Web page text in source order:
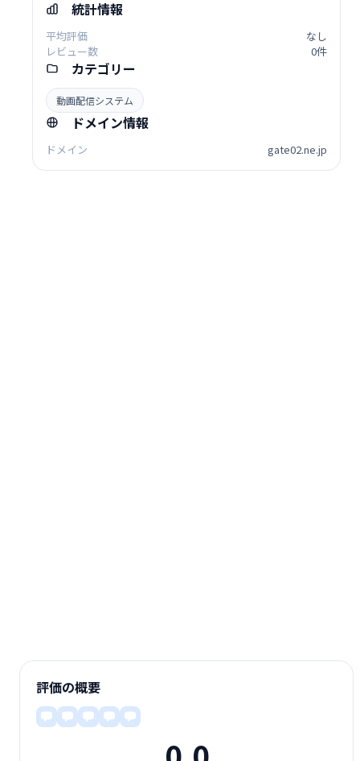
統計情報
平均評価
なし
レビュー数
0件
カテゴリー
動画配信システム
ドメイン情報
ドメイン gate02.ne.jp
評価の概要